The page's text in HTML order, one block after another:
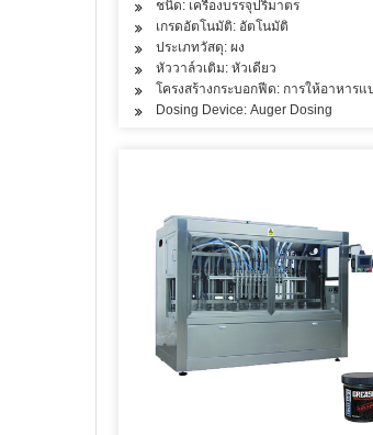
ชนิด: เครื่องบรรจุปริมาตร
เกรดอัตโนมัติ: อัตโนมัติ
ประเภทวัสดุ: ผง
หัววาล์วเติม: หัวเดียว
โครงสร้างกระบอกฟีด: การให้อาหารแ
Dosing Device: Auger Dosing